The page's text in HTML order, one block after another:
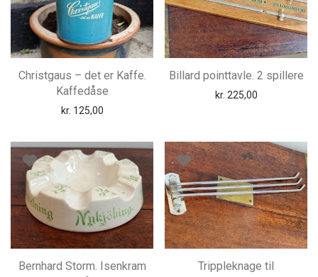
Christgaus – det er Kaffe.
Kaffedåse
kr. 125,00
Billard pointtavle. 2 spillere
kr. 225,00
Bernhard Storm. Isenkram
Trippleknage til